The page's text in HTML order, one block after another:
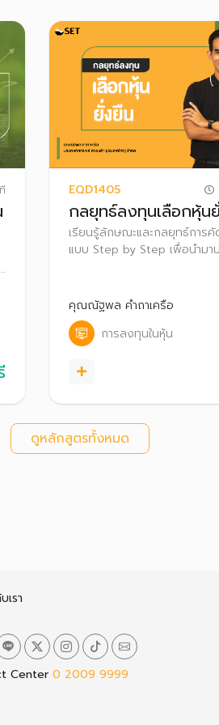
EQD1405
กลยุทธ์ลงทุนเลือกหุ้น
เรียนรู้ลักษณะและกลยุทธ์การ
แบบ Step by Step เพื่อนำมา
คุณณัฐพล คำถาเครือ
การลงทุนในหุ้น
ดูหลักสูตรทั้งหมด
เรา
Center 0 2009 9999